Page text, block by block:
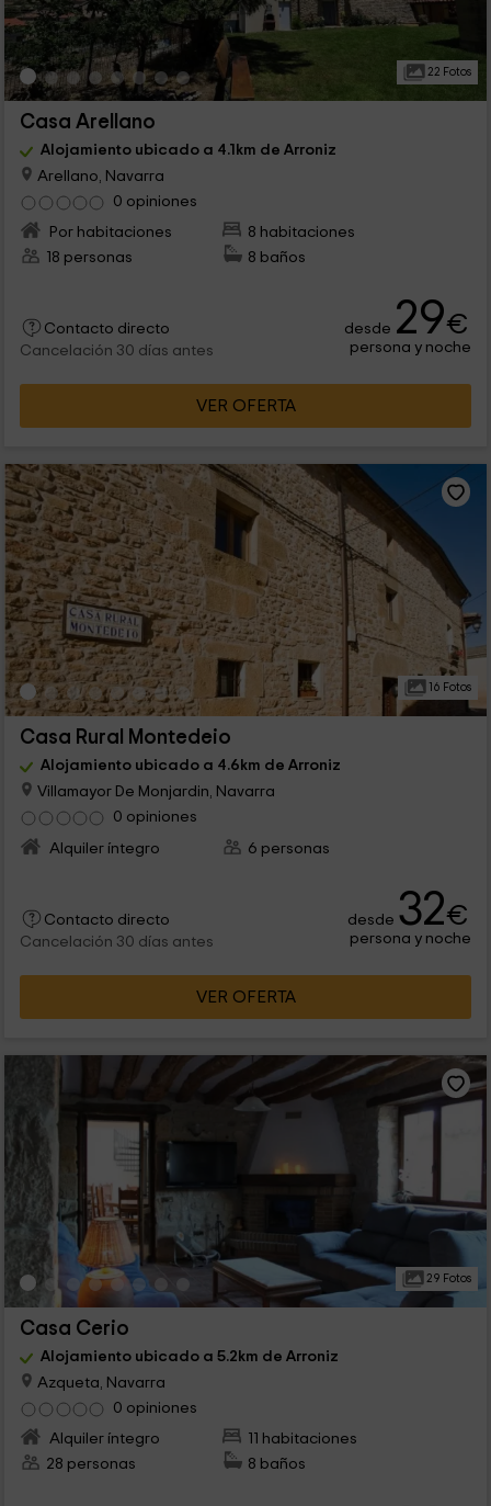
22 Fotos
Casa Arellano
Alojamiento ubicado a 4.1km de Arroniz
Arellano, Navarra
0 opiniones
Por habitaciones
8 habitaciones
18 personas
8 baños
Contacto directo
Cancelación 30 días antes
desde 29€
persona y noche
VER OFERTA
16 Fotos
Casa Rural Montedeio
Alojamiento ubicado a 4.6km de Arroniz
Villamayor De Monjardin, Navarra
0 opiniones
Alquiler íntegro
6 personas
Contacto directo
Cancelación 30 días antes
desde 32€
persona y noche
VER OFERTA
29 Fotos
Casa Cerio
Alojamiento ubicado a 5.2km de Arroniz
Azqueta, Navarra
0 opiniones
Alquiler íntegro
11 habitaciones
28 personas
8 baños